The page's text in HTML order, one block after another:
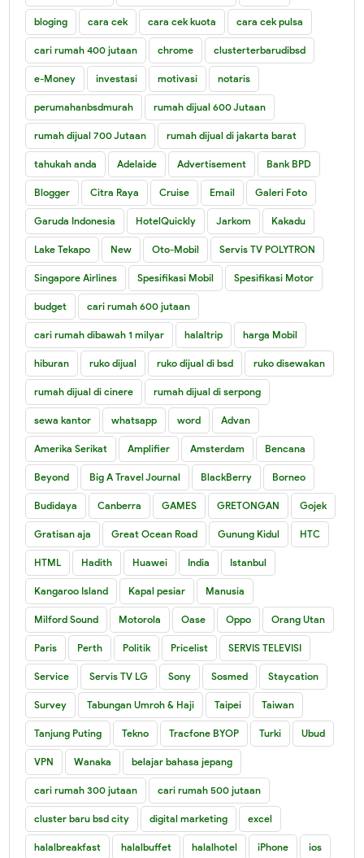
bloging cara cek cara cek kuota cara cek pulsa
cari rumah 400 jutaan chrome clusterterbarudibsd
e-Money investasi motivasi notaris
perumahanbsdmurah rumah dijual 600 Jutaan
rumah dijual 700 Jutaan rumah dijual di jakarta barat
tahukah anda Adelaide Advertisement Bank BPD
Blogger Citra Raya Cruise Email Galeri Foto
Garuda Indonesia HotelQuickly Jarkom Kakadu
Lake Tekapo New Oto-Mobil Servis TV POLYTRON
Singapore Airlines Spesifikasi Mobil Spesifikasi Motor
budget cari rumah 600 jutaan
cari rumah dibawah 1 milyar halaltrip harga Mobil
hiburan ruko dijual ruko dijual di bsd ruko disewakan
rumah dijual di cinere rumah dijual di serpong
sewa kantor whatsapp word Advan
Amerika Serikat Amplifier Amsterdam Bencana
Beyond Big A Travel Journal BlackBerry Borneo
Budidaya Canberra GAMES GRETONGAN Gojek
Gratisan aja Great Ocean Road Gunung Kidul HTC
HTML Hadith Huawei India Istanbul
Kangaroo Island Kapal pesiar Manusia
Milford Sound Motorola Oase Oppo Orang Utan
Paris Perth Politik Pricelist SERVIS TELEVISI
Service Servis TV LG Sony Sosmed Staycation
Survey Tabungan Umroh & Haji Taipei Taiwan
Tanjung Puting Tekno Tracfone BYOP Turki Ubud
VPN Wanaka belajar bahasa jepang
cari rumah 300 jutaan cari rumah 500 jutaan
cluster baru bsd city digital marketing excel
halalbreakfast halalbuffet halalhotel iPhone ios